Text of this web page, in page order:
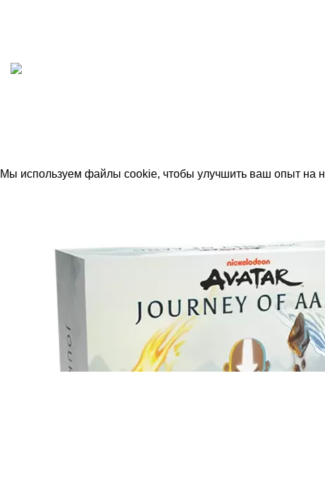
Мы используем файлы cookie, чтобы улучшить ваш опыт на